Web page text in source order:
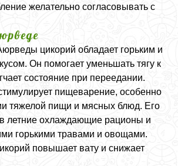
желательно согласовывать с
цикорий обладает горьким и
Он помогает уменьшать тягу к
состояние при переедании.
пищеварение, особенно
тяжелой пищи и мясных блюд. Его
летние охлаждающие рационы и
горькими травами и овощами.
повышает вату и снижает